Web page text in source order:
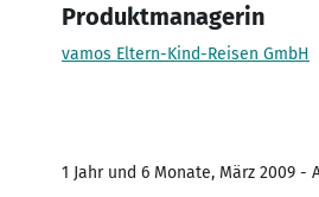
Produktmanagerin
vamos Eltern-Kind-Reisen GmbH
1 Jahr und 6 Monate, März 2009 -